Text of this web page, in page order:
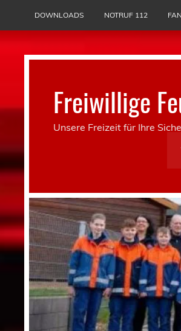
DOWNLOADS NOTRUF 112
Freiwillige
Unsere Freizeit für Ihre